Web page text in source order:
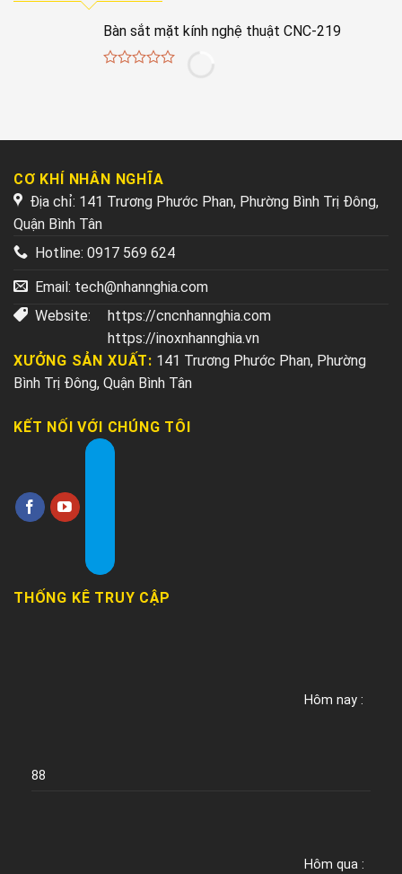
Bàn sắt mặt kính nghệ thuật CNC-219
CƠ KHÍ NHÂN NGHĨA
Địa chỉ: 141 Trương Phước Phan, Phường Bình Trị Đông,
Quận Bình Tân
Hotline: 0917 569 624
Email: tech@nhannghia.com
Website:
https://cncnhannghia.com
https://inoxnhannghia.vn
XƯỞNG SẢN XUẤT: 141 Trương Phước Phan, Phường
Bình Trị Đông, Quận Bình Tân
KẾT NỐI VỚI CHÚNG TÔI
THỐNG KÊ TRUY CẬP
Hôm nay :
88
Hôm qua :